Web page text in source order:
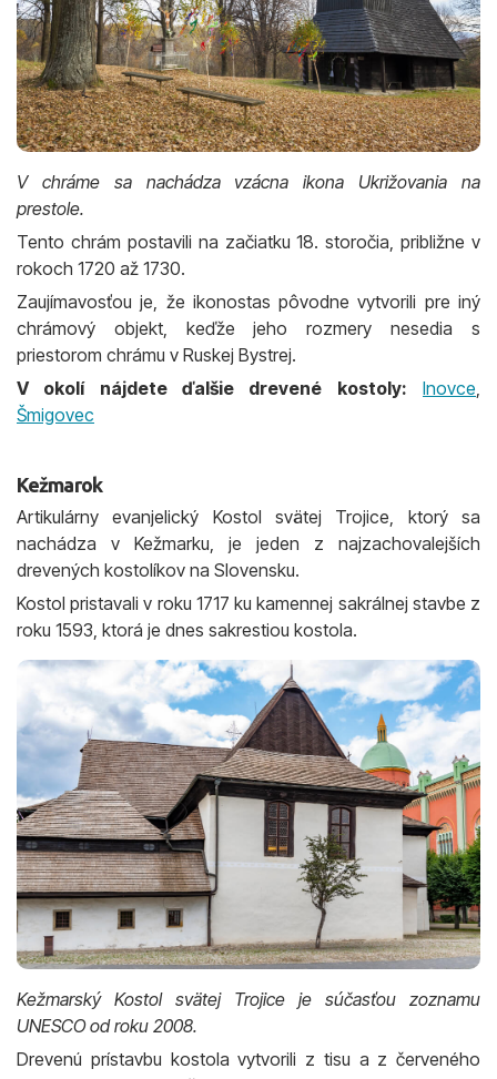
V chráme sa nachádza vzácna ikona Ukrižovania na
prestole.
Tento chrám postavili na začiatku 18. storočia, približne v
rokoch 1720 až 1730.
Zaujímavosťou je, že ikonostas pôvodne vytvorili pre iný
chrámový objekt, keďže jeho rozmery nesedia s
priestorom chrámu v Ruskej Bystrej.
V okolí nájdete ďalšie drevené kostoly:
Inovce,
Šmigovec
Kežmarok
Artikulárny evanjelický Kostol svätej Trojice, ktorý sa
nachádza v Kežmarku, je jeden z najzachovalejších
drevených kostolíkov na Slovensku.
Kostol pristavali v roku 1717 ku kamennej sakrálnej stavbe z
roku 1593, ktorá je dnes sakrestiou kostola.
Kežmarský Kostol svätej Trojice je súčasťou zoznamu
UNESCO od roku 2008.
Drevenú prístavbu kostola vytvorili z tisu a z červeného